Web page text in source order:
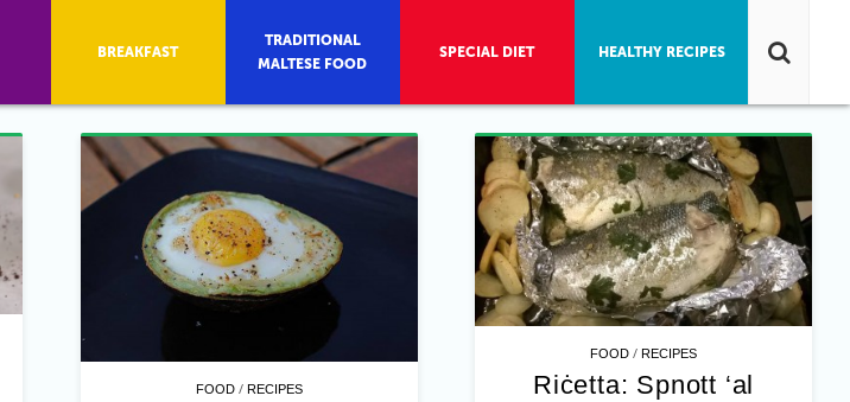
FOOD /RECIPES
FOOD /RECIPES
Riċetta: Spnott ‘al
BREAKFAST
TRADITIONAL
MALTESE FOOD
SPECIAL DIET HEALTHY RECIPES